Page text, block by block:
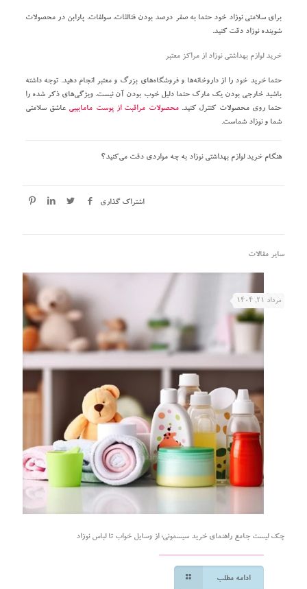
برای سلامتی نوزاد خود حتما به صفر درصد بودن فتالئات، سولفات، پارابن در محصولات
شوینده نوزاد دقت کنید.
خرید لوازم بهداشتی نوزاد از مراکز معتبر
حتما خرید خود را از داروخانه‌ها و فروشگاه‌های بزرگ و معتبر انجام دهید. توجه داشته
باشید خارجی بودن یک مارک حتما دلیل خوب بودن آن نیست. ویژگی‌های ذکر شده را
حتما روی محصولات کنترل کنید.محصولات مراقبت از پوست مامابیبی عاشق سلامتی
شما و نوزاد شماست.
هنگام خرید لوازم بهداشتی نوزاد به چه مواردی دقت می‌کنید؟
اشتراک گذاری
سایر مقالات
مرداد ۲۱, ۱۴۰۴
چک لیست جامع راهنمای خرید سیسمونی؛ از وسایل خواب تا لباس نوزاد
ادامه مطلب